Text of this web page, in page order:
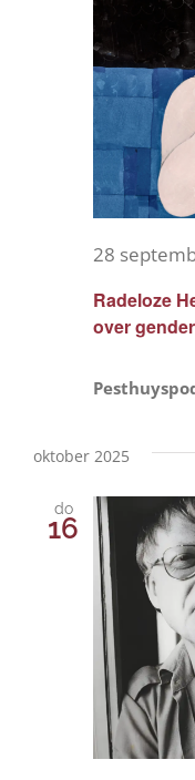
Radeloze
over
28
oktober 2025
do
16